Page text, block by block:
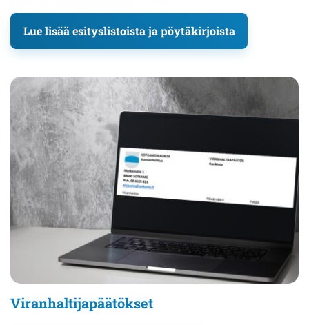
Lue lisää esityslistoista ja pöytäkirjoista
Viranhaltijapäätökset